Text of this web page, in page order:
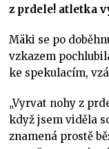
z prdele! atletka
Mäki se po
vzkazem
ke spekulacím,
„Vyrvat nohy z
když jsem viděla
znamená prostě